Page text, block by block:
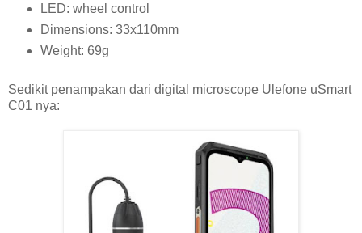
LED: wheel control
Dimensions: 33x110mm
Weight: 69g
Sedikit penampakan dari digital microscope Ulefone uSmart
C01 nya: